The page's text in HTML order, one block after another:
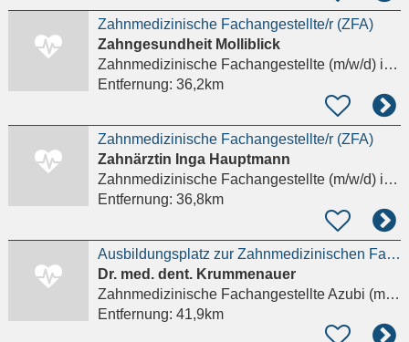
Zahnmedizinische Fachangestellte/r (ZFA)
Zahngesundheit Molliblick
Zahnmedizinische Fachangestellte (m/w/d)in Bad Doberan
Entfernung: 36,2km
Zahnmedizinische Fachangestellte/r (ZFA)
Zahnärztin Inga Hauptmann
Zahnmedizinische Fachangestellte (m/w/d)in Bad Doberan
Entfernung: 36,8km
Ausbildungsplatz zur Zahnmedizinischen Fachangestellten
Dr. med. dent. Krummenauer
Zahnmedizinische Fachangestellte Azubi (m/w/d)
Entfernung: 41,9km